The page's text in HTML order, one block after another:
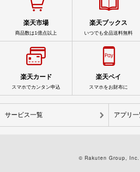
楽天市場
商品数は1億点以上
楽天ブックス
いつでも全品送料無料
楽天カード
スマホでカンタン申込
楽天ペイ
スマホをお財布に
サービス一覧 アプリ一
© Rakuten Group, Inc.